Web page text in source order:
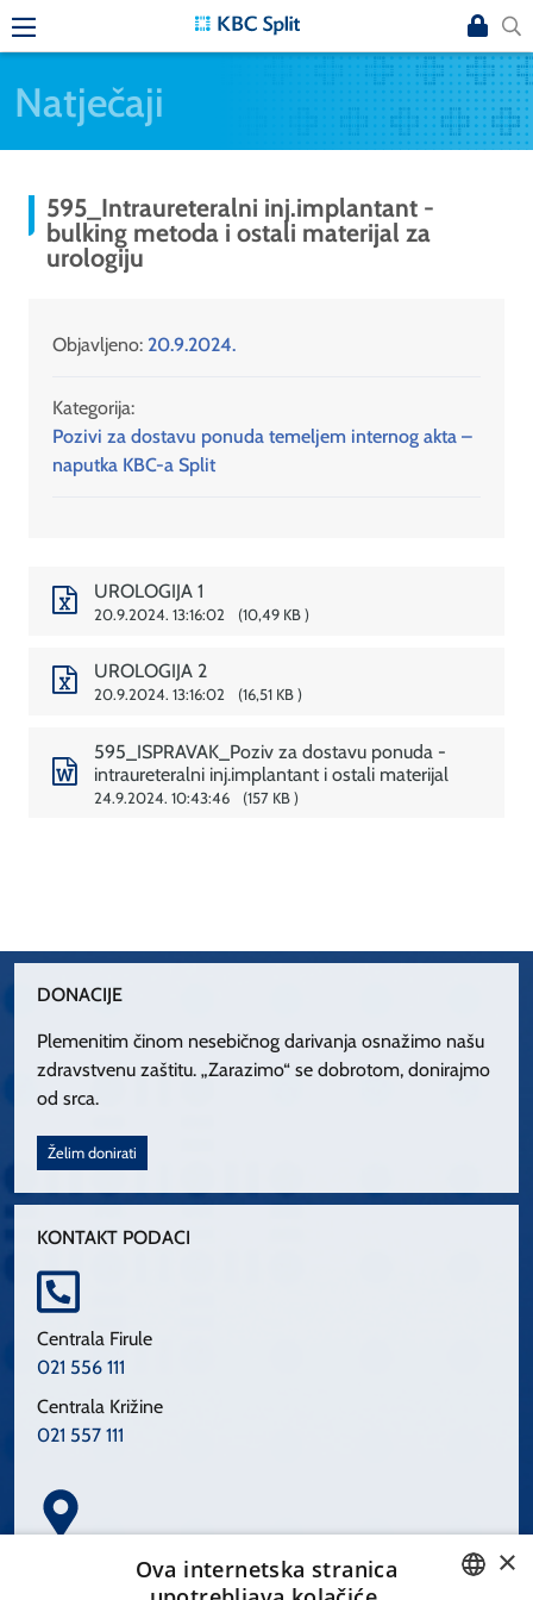
Natječaji
595_Intraureteralni inj.implantant -
bulking metoda i ostali materijal za
urologiju
Objavljeno: 20.9.2024.
Kategorija:
Pozivi za dostavu ponuda temeljem internog akta –
naputka KBC-a Split
UROLOGIJA 1
20.9.2024. 13:16:02 10,49 KB
UROLOGIJA 2
20.9.2024. 13:16:02 16,51 KB
595_ISPRAVAK_Poziv za dostavu ponuda -
intraureteralni inj.implantant i ostali materijal
24.9.2024. 10:43:46 157 KB
DONACIJE
Plemenitim činom nesebičnog darivanja osnažimo našu
zdravstvenu zaštitu. „Zarazimo“ se dobrotom, donirajmo
od srca.
Želim donirati
KONTAKT PODACI
Centrala Firule
021 556 111
Centrala Križine
021 557 111
Spinčićeva 1, 21000 Split
×
Ova internetska stranica